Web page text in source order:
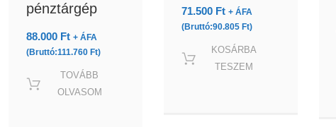
pénztárgép
88.000 Ft + ÁFA
(Bruttó:111.760 Ft)
TOVÁBB
OLVASOM
71.500 Ft + ÁFA
(Bruttó:90.805 Ft)
KOSÁRBA
TESZEM